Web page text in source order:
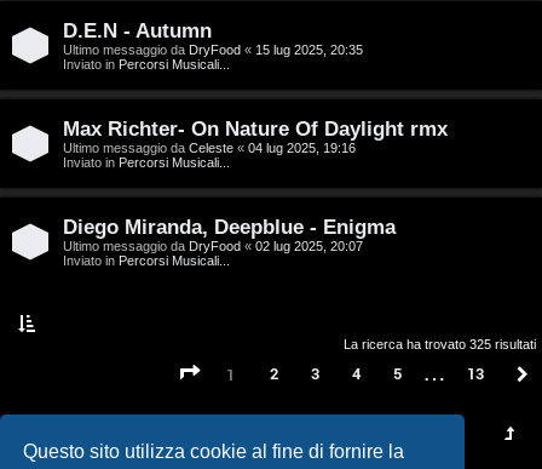
Questo sito utilizza cookie al fine di fornire la
D.E.N - Autumn
Ultimo messaggio da DryFood « 15 lug 2025, 20:35
Inviato in Percorsi Musicali...
Max Richter- On Nature Of Daylight rmx
Ultimo messaggio da Celeste « 04 lug 2025, 19:16
Inviato in Percorsi Musicali...
Diego Miranda, Deepblue - Enigma
Ultimo messaggio da DryFood « 02 lug 2025, 20:07
Inviato in Percorsi Musicali...
La ricerca ha trovato 325 risultati
Pagina di
1 2 3 4 5 … 13
S
t
o
r
e
:
G